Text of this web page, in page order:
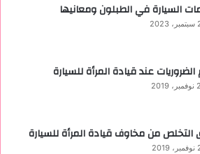
السيارة في الطبلون ومعانيها
عند قيادة المرأة للسيارة
من مخاوف قيادة المرأة للسيارة